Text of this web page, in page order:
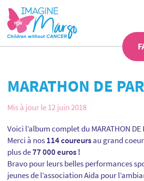
MARATHON DE
Mis à jour le 12 juin 2018
Voici l’album complet du MARATHON DE
Merci à nos114 coureursau grand
plus de77 000 euros !
Bravo pour leurs belles performances
jeunes de l’association Aida pour